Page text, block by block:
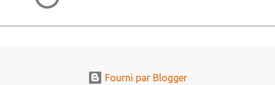
Fourni par Blogger